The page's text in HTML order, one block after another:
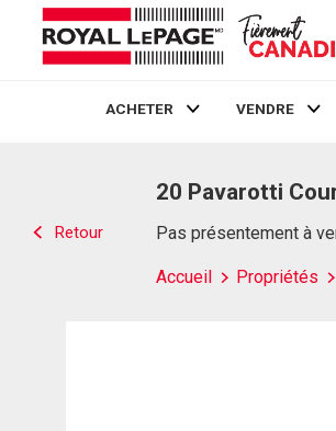
ACHETER VENDRE
Retour
20 Pavarotti
Pas présentement à
Accueil Propriétés